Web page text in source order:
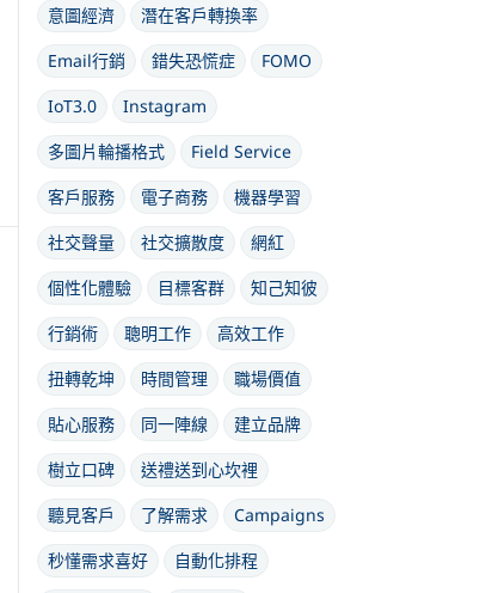
意圖經濟
潛在客戶轉換率
Email行銷
錯失恐慌症
FOMO
IoT3.0
Instagram
多圖片輪播格式
Field Service
客戶服務
電子商務
機器學習
社交聲量
社交擴散度
網紅
個性化體驗
目標客群
知己知彼
行銷術
聰明工作
高效工作
扭轉乾坤
時間管理
職場價值
貼心服務
同一陣線
建立品牌
樹立口碑
送禮送到心坎裡
聽見客戶
了解需求
Campaigns
秒懂需求喜好
自動化排程